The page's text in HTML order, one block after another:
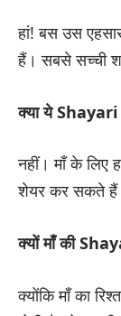
हां! बस उस
हैं। सबसे सच्ची
क्या ये Shayari
नहीं। माँ के लिए
शेयर कर सकते
क्यों माँ की
क्योंकि माँ का